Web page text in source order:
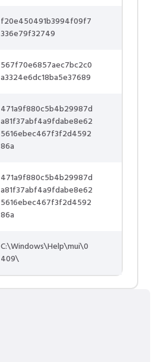
f20e450491b3994f09f7
336e79f32749
567f70e6857aec7bc2c0
a3324e6dc18ba5e37689
471a9f880c5b4b29987d
a81f37abf4a9fdabe8e62
5616ebec467f3f2d4592
86a
471a9f880c5b4b29987d
a81f37abf4a9fdabe8e62
5616ebec467f3f2d4592
86a
C:\Windows\Help\mui\0
409\